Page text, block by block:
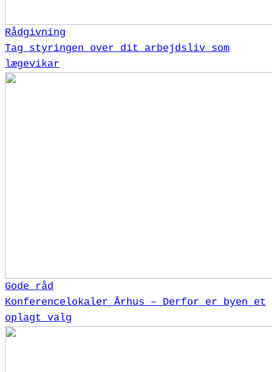
Rådgivning
Tag styringen over dit arbejdsliv som
lægevikar
Gode råd
Konferencelokaler Århus – Derfor er byen et
oplagt valg